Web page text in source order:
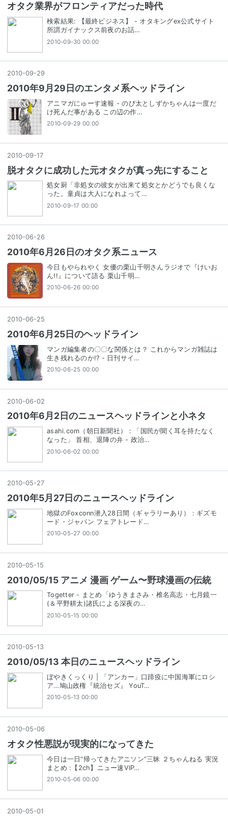
オタク業界がフロンティアだった時代
検索結果: 【最終ビジネス】 - オタキングex公式サイト
所謂ガイナックス前夜のお話…
2010-09-30 00:00
2010-09-29
2010年9月29日のエンタメ系ヘッドライン
アニマガにゅーす速報 - のび太としずかちゃんは一度だ
け死んだ事がある この辺の作…
2010-09-29 00:00
2010-09-17
脱オタクに成功した元オタクが真っ先にすること
処女厨「非処女の彼女が出来て処女とかどうでも良くな
った。童貞は大人になれよって…
2010-09-17 00:00
2010-06-26
2010年6月26日のオタク系ニュース
今日もやられやく 女優の栗山千明さんラジオで『けいお
ん!!』について語る 栗山千明…
2010-06-26 00:00
2010-06-25
2010年6月25日のヘッドライン
マンガ編集者の〇〇な関係とは？ これからマンガ雑誌は
生き残れるのか!? - 日刊サイ…
2010-06-25 00:00
2010-06-02
2010年6月2日のニュースヘッドラインと小ネタ
asahi.com（朝日新聞社）：「国民が聞く耳を持たなく
なった」 首相、退陣の弁 - 政治…
2010-06-02 00:00
2010-05-27
2010年5月27日のニュースヘッドライン
地獄のFoxconn潜入28日間（ギャラリーあり） : ギズモ
ード・ジャパン フェアトレード…
2010-05-27 00:00
2010-05-15
2010/05/15 アニメ 漫画 ゲーム〜野球漫画の伝統
Togetter - まとめ「ゆうきまさみ・椎名高志・七月鏡一
(＆平野耕太)諸氏による深夜の…
2010-05-15 00:00
2010-05-13
2010/05/13 本日のニュースヘッドライン
ぼやきくっくり | 「アンカー」口蹄疫に中国海軍にロシ
ア…鳩山政権『統治セズ』 YouT…
2010-05-13 00:00
2010-05-06
オタク性悪説が現実的になってきた
今日は一日“帰ってきたアニソン”三昧 ２ちゃんねる 実況
まとめ :【2ch】ニュー速VIP…
2010-05-06 00:00
2010-05-01